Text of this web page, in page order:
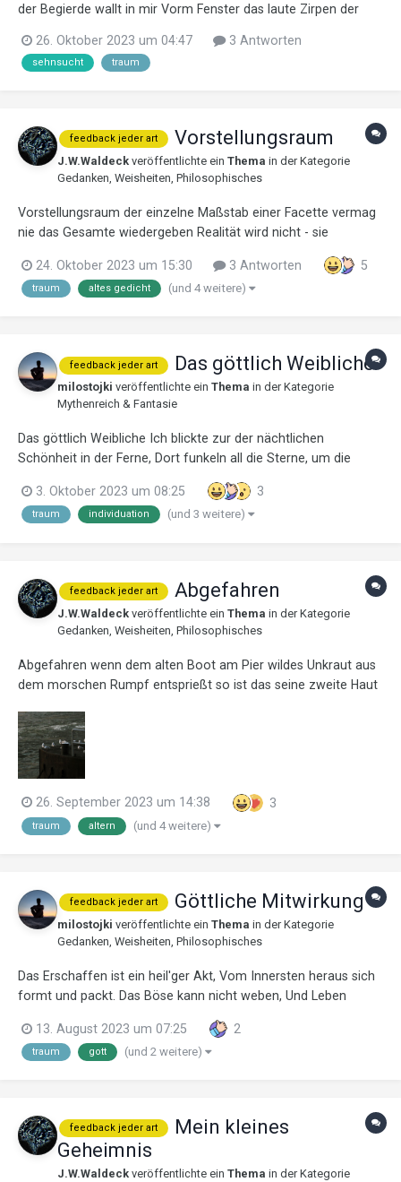
der Begierde wallt in mir Vorm Fenster das laute Zirpen der
Träume zieht Begleitet den nächtlichen Schlaf Es ist dein...
26. Oktober 2023 um 04:47 3 Antworten
sehnsucht traum
feedback jeder art Vorstellungsraum
J.W.Waldeck veröffentlichte ein Thema in der Kategorie
Gedanken, Weisheiten, Philosophisches
Vorstellungsraum der einzelne Maßstab einer Facette vermag
nie das Gesamte wiedergeben Realität wird nicht - sie
Wirklichkeit weben Sternstunden augenblicklich sehen
Verstehen genießen, ohne Stellvertreter...
24. Oktober 2023 um 15:30 3 Antworten 5
traum altes gedicht (und 4 weitere)
feedback jeder art Das göttlich Weibliche
milostojki veröffentlichte ein Thema in der Kategorie
Mythenreich & Fantasie
Das göttlich Weibliche Ich blickte zur der nächtlichen
Schönheit in der Ferne, Dort funkeln all die Sterne, um die
Mit schwerem Herzen schnitt ich die Nabelschnur, Den Mut
von Perseus und ging ins dunkle T...
3. Oktober 2023 um 08:25 3
traum individuation (und 3 weitere)
feedback jeder art Abgefahren
J.W.Waldeck veröffentlichte ein Thema in der Kategorie
Gedanken, Weisheiten, Philosophisches
Abgefahren wenn dem alten Boot am Pier wildes Unkraut aus
dem morschen Rumpf entsprießt so ist das seine zweite Haut
© j.w.waldeck 2023 philosophy
26. September 2023 um 14:38 3
traum altern (und 4 weitere)
feedback jeder art Göttliche Mitwirkung
milostojki veröffentlichte ein Thema in der Kategorie
Gedanken, Weisheiten, Philosophisches
Das Erschaffen ist ein heil'ger Akt, Vom Innersten heraus sich
formt und packt. Das Böse kann nicht weben, Und Leben
kann es niemals kreieren. Es begrüßt die Finsternis, Doch
fürchten sie sich v...
13. August 2023 um 07:25 2
traum gott (und 2 weitere)
feedback jeder art
Mein kleines
Geheimnis
J.W.Waldeck veröffentlichte ein Thema in der Kategorie